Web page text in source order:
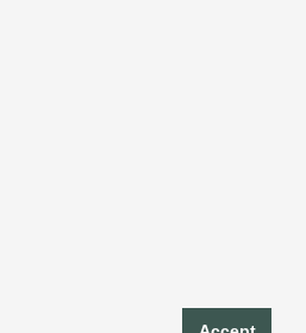
Code of Conduct